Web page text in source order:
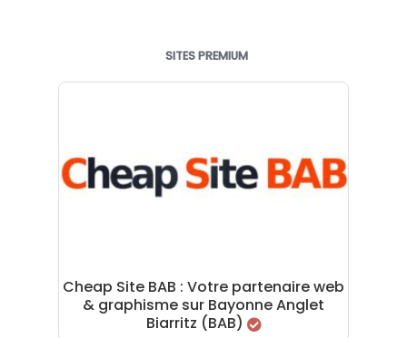
SITES PREMIUM
Cheap Site BAB : Votre partenaire web
& graphisme sur Bayonne Anglet
Biarritz (BAB)